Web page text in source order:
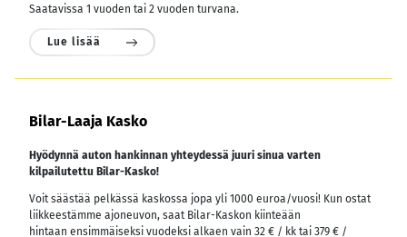
Saatavissa 1 vuoden tai 2 vuoden turvana.
Lue lisää
Bilar-Laaja Kasko
Hyödynnä auton hankinnan yhteydessä juuri sinua varten
kilpailutettu Bilar-Kasko!
Voit säästää pelkässä kaskossa jopa yli 1000 euroa/vuosi! Kun ostat
liikkeestämme ajoneuvon, saat Bilar-Kaskon kiinteään
hintaan ensimmäiseksi vuodeksi alkaen vain 32 € / kk tai 379 € /